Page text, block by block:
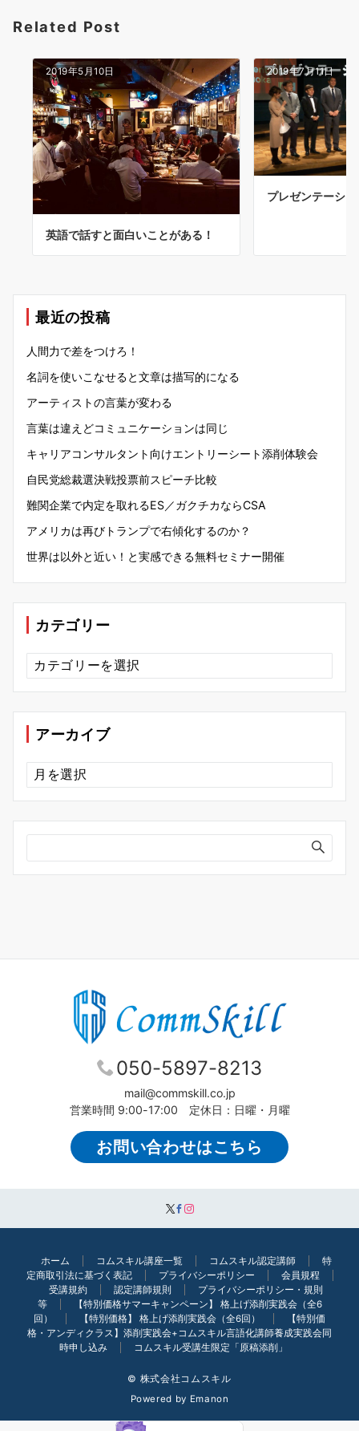
Related Post
2019年5月10日
英語で話すと面白いことがある！
2019年7月11日
プレゼンテーシ
最近の投稿
人間力で差をつけろ！
名詞を使いこなせると文章は描写的になる
アーティストの言葉が変わる
言葉は違えどコミュニケーションは同じ
キャリアコンサルタント向けエントリーシート添削体験会
自民党総裁選決戦投票前スピーチ比較
難関企業で内定を取れるES／ガクチカならCSA
アメリカは再びトランプで右傾化するのか？
世界は以外と近い！と実感できる無料セミナー開催
カテゴリー
カ
テ
ゴ
ー
アーカイブ
ア
ー
カ
ブ
050-5897-8213
mail@commskill.co.jp
営業時間 9:00-17:00 定休日：日曜・月曜
お問い合わせはこちら
ホーム コムスキル講座一覧 コムスキル認定講師
特
定商取引法に基づく表記
プライバシーポリシー
会員規程
受講規約
認定講師規則
プライバシーポリシー・規則
等
【特別価格サマーキャンペーン】 格上げ添削実践会（全6
回）
【特別価格】 格上げ添削実践会（全6回）
【特別価
格・アンディクラス】添削実践会+コムスキル言語化講師養成実践会同
時申し込み
コムスキル受講生限定「原稿添削」
© 株式会社コムスキル
Powered by Emanon